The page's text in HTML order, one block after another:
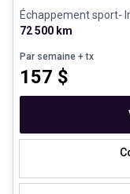
Échappement sport-
72 500 km
Par semaine + tx
157 $